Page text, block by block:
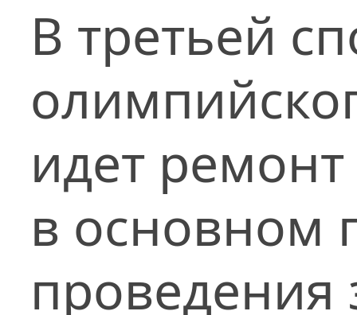
В третьей
идет
в основном
проведения